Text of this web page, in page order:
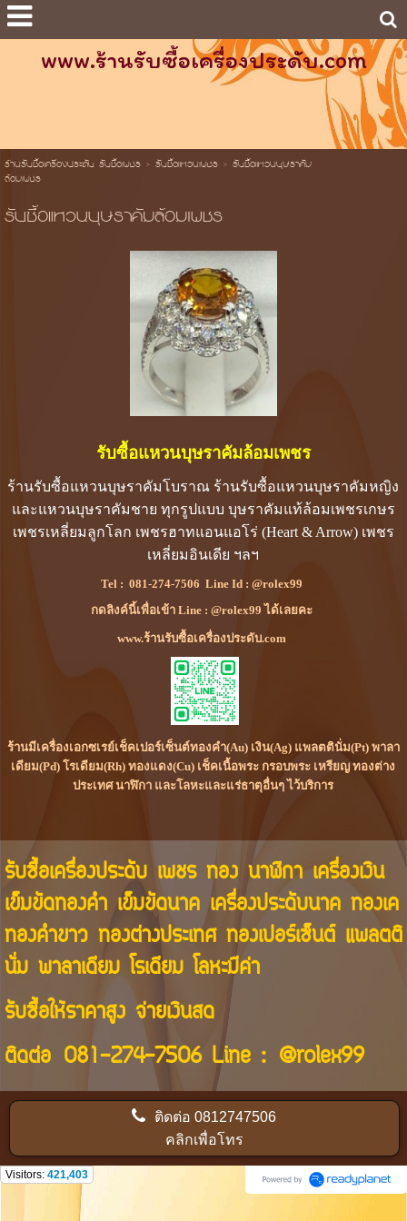
www.ร้านรับซื้อเครื่องประดับ.com
ร้านรับซื้อเครื่องประดับ รับซื้อเพชร> รับซื้อแหวนเพชร> รับซื้อแหวนบุษราคัม
ล้อมเพชร
รับซื้อแหวนบุษราคัมล้อมเพชร
รับซื้อแหวนบุษราคัมล้อมเพชร
ร้านรับซื้อแหวนบุษราคัมโบราณ ร้านรับซื้อแหวนบุษราคัมหญิง
และแหวนบุษราคัมชาย ทุกรูปแบบ บุษราคัมแท้ล้อมเพชรเกษร
เพชรเหลี่ยมลูกโลก เพชรฮาทแอนแอโร่ (Heart & Arrow) เพชร
เหลี่ยมอินเดีย ฯลฯ
Tel :081-274-7506 Line Id :@rolex99
กดลิงค์นี้เพื่อเข้า Line : @rolex99 ได้เลยคะ
www.ร้านรับซื้อเครื่องประดับ.com
ร้านมีเครื่องเอกซเรย์เช็คเปอร์เซ็นต์ทองคำ(Au) เงิน(Ag) แพลตตินั่ม(Pt) พาลา
เดียม(Pd) โรเดียม(Rh) ทองแดง(Cu) เช็คเนื้อพระ กรอบพระ เหรียญ ทองต่าง
ประเทศ นาฬิกา และโลหะและแร่ธาตุอื่นๆ ไว้บริการ
รับซื้อเครื่องประดับ เพชร ทอง นาฬิกา เครื่องเงิน
เข็มขัดทองคำ เข็มขัดนาค เครื่องประดับนาค ทองเค
ทองคำขาว ทองต่างประเทศ ทองเปอร์เซ็นต์ แพลตติ
นั่ม พาลาเดียม โรเดียม โลหะมีค่า
รับซื้อให้ราคาสูง จ่ายเงินสด
ติดต่อ 081-274-7506Line : @rolex99
ติดต่อ0812747506
คลิกเพื่อโทร
Visitors: 421,403